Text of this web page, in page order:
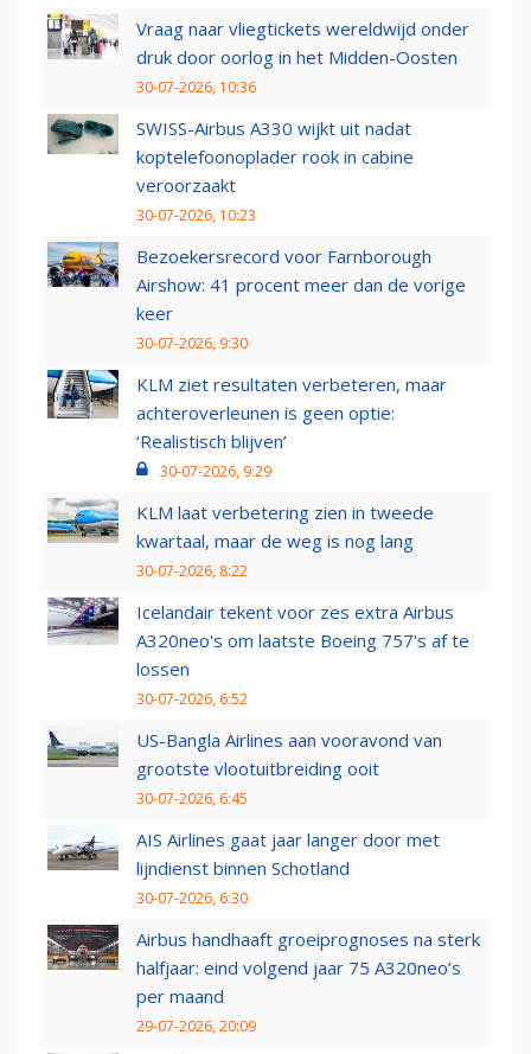
Vraag naar vliegtickets wereldwijd onder
druk door oorlog in het Midden-Oosten
30-07-2026, 10:36
SWISS-Airbus A330 wijkt uit nadat
koptelefoonoplader rook in cabine
veroorzaakt
30-07-2026, 10:23
Bezoekersrecord voor Farnborough
Airshow: 41 procent meer dan de vorige
keer
30-07-2026, 9:30
KLM ziet resultaten verbeteren, maar
achteroverleunen is geen optie:
‘Realistisch blijven’
30-07-2026, 9:29
KLM laat verbetering zien in tweede
kwartaal, maar de weg is nog lang
30-07-2026, 8:22
Icelandair tekent voor zes extra Airbus
A320neo's om laatste Boeing 757's af te
lossen
30-07-2026, 6:52
US-Bangla Airlines aan vooravond van
grootste vlootuitbreiding ooit
30-07-2026, 6:45
AIS Airlines gaat jaar langer door met
lijndienst binnen Schotland
30-07-2026, 6:30
Airbus handhaaft groeiprognoses na sterk
halfjaar: eind volgend jaar 75 A320neo’s
per maand
29-07-2026, 20:09